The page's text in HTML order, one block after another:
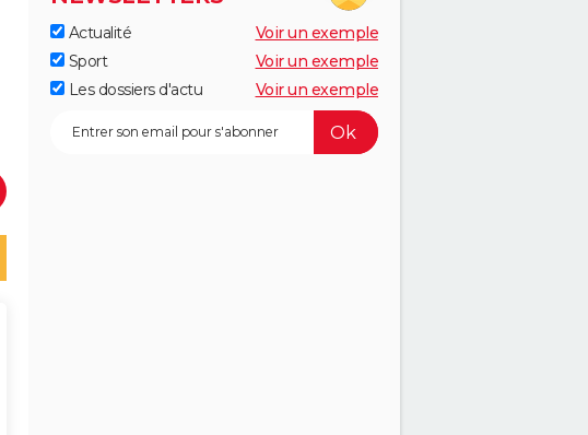
Actualité
Voir un exemple
Sport
Voir un exemple
Les dossiers d'actu
Voir un exemple